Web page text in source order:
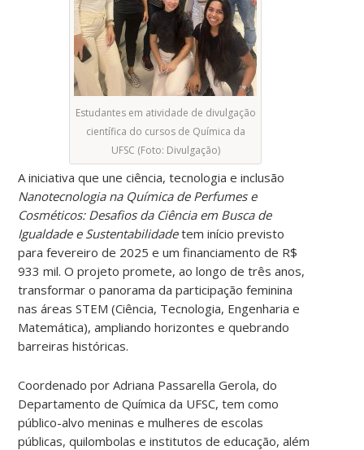
Estudantes em atividade de divulgação
científica do cursos de Química da
UFSC (Foto: Divulgação)
A iniciativa que une ciência, tecnologia e inclusão
Nanotecnologia na Química de Perfumes e
Cosméticos: Desafios da Ciência em Busca de
Igualdade e Sustentabilidadetem início previsto
para fevereiro de 2025 e um financiamento de R$
933 mil. O projeto promete, ao longo de três anos,
transformar o panorama da participação feminina
nas áreas STEM (Ciência, Tecnologia, Engenharia e
Matemática), ampliando horizontes e quebrando
barreiras históricas.
Coordenado por Adriana Passarella Gerola, do
Departamento de Química da UFSC, tem como
público-alvo meninas e mulheres de escolas
públicas, quilombolas e institutos de educação, além